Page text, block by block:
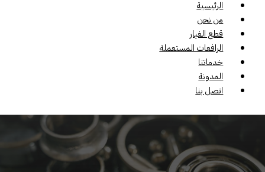
الرئيسية
من نحن
قطع الغيار
الرافعات المستعملة
خدماتنا
المدونة
اتصل بنا